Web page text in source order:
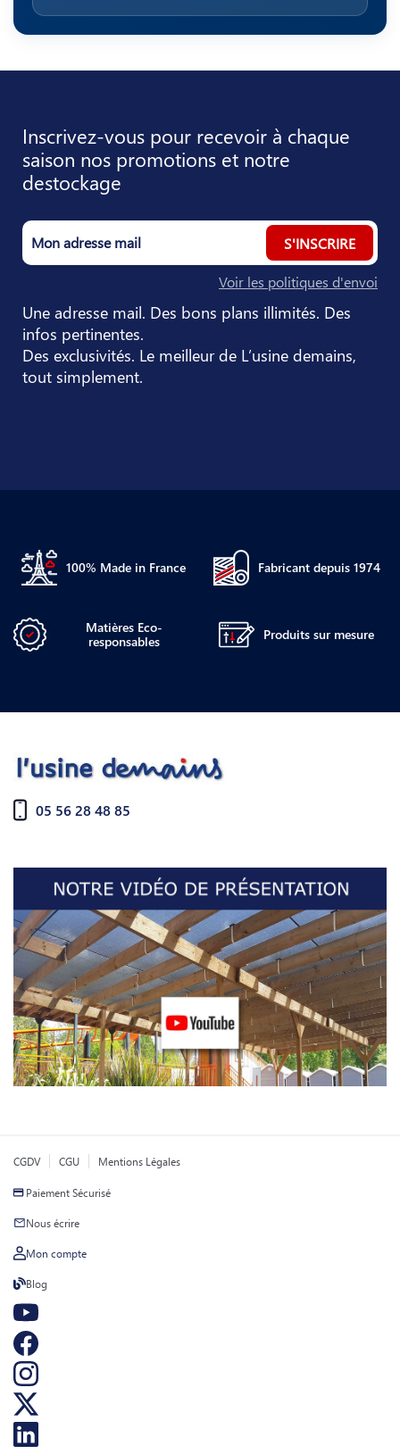
Inscrivez-vous pour recevoir à chaque
saison nos promotions et notre
destockage
S'INSCRIRE
Voir les politiques d'envoi
Une adresse mail. Des bons plans illimités. Des
infos pertinentes.
Des exclusivités. Le meilleur de L’usine demains,
tout simplement.
100% Made in France Fabricant depuis 1974
Matières Eco-
responsables
Produits sur mesure
05 56 28 48 85
CGDV CGU Mentions Légales
Paiement Sécurisé
Nous écrire
Mon compte
Blog